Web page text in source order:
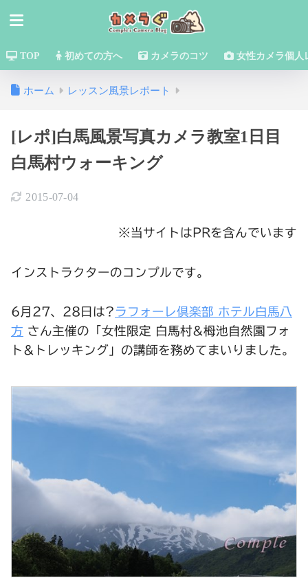
TOP 初めての方へ カメラのコツ 女性カメラ個人
ホーム レッスン風景レポート
[レポ]白馬風景写真カメラ教室1日目
白馬村ウォーキング
2015-07-04
※当サイトはPRを含んでいます
インストラクターのコンプルです。
6月27、28日は? ラフォーレ倶楽部 ホテル白馬八
方 さん主催の「女性限定 白馬村&栂池自然園フォ
ト&トレッキング」の講師を務めてまいりました。